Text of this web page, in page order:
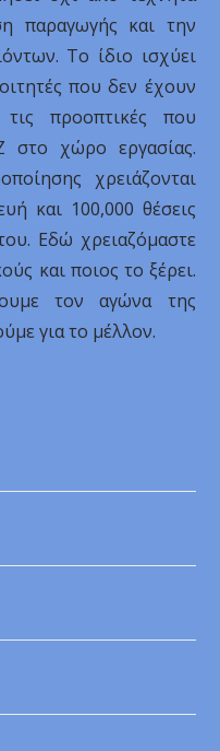
παραγωγής και την
Το ίδιο ισχύει
που δεν έχουν
προοπτικές που
στο χώρο εργασίας.
χρειάζονται
και 100,000 θέσεις
Εδώ χρειαζόμαστε
και ποιος το ξέρει.
τον αγώνα της
για το μέλλον.